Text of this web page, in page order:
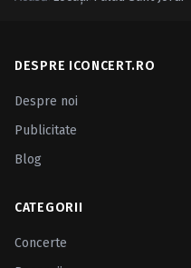
Caută în site...
DESPRE ICONCERT.RO
Despre noi
Publicitate
Blog
CATEGORII
Concerte